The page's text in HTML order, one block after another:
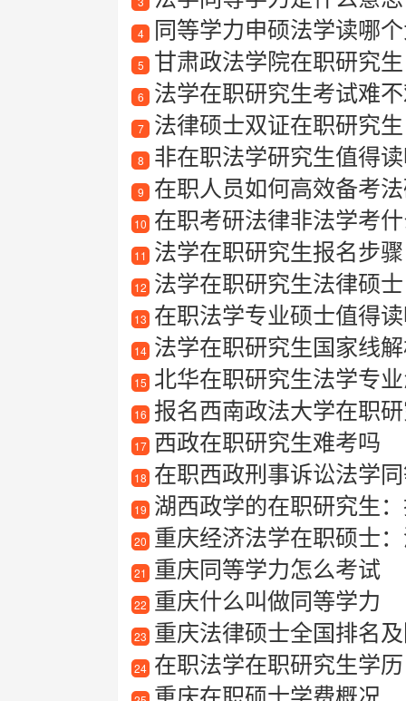
4 同等学力申硕法学读哪
5 甘肃政法学院在职研究生
6 法学在职研究生考试难
7 法律硕士双证在职研究生
8 非在职法学研究生值得读吗
9 在职人员如何高效备考
10 在职考研法律非法学考
11 法学在职研究生报名步骤
12 法学在职研究生法律硕士
13 在职法学专业硕士值得
14 法学在职研究生国家线
15 北华在职研究生法学专
16 报名西南政法大学在职
17 西政在职研究生难考吗
18 在职西政刑事诉讼法学
19 湖西政学的在职研究生
20 重庆经济法学在职硕士
21 重庆同等学力怎么考试
22 重庆什么叫做同等学力
23 重庆法律硕士全国排名
24 在职法学在职研究生学历